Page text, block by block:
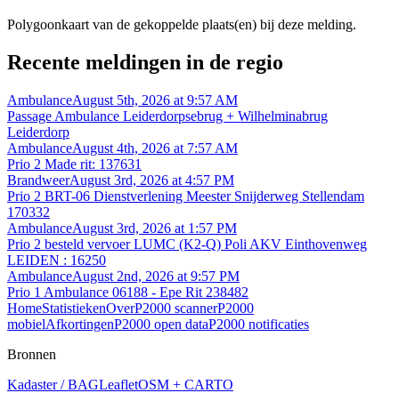
Polygoonkaart van de gekoppelde plaats(en) bij deze melding.
Recente meldingen in de regio
AmbulanceAugust 5th, 2026 at 9:57 AM
Passage Ambulance Leiderdorpsebrug + Wilhelminabrug
Leiderdorp
AmbulanceAugust 4th, 2026 at 7:57 AM
Prio 2 Made rit: 137631
BrandweerAugust 3rd, 2026 at 4:57 PM
Prio 2 BRT-06 Dienstverlening Meester Snijderweg Stellendam
170332
AmbulanceAugust 3rd, 2026 at 1:57 PM
Prio 2 besteld vervoer LUMC (K2-Q) Poli AKV Einthovenweg
LEIDEN : 16250
AmbulanceAugust 2nd, 2026 at 9:57 PM
Prio 1 Ambulance 06188 - Epe Rit 238482
HomeStatistiekenOverP2000 scannerP2000
mobielAfkortingenP2000 open dataP2000 notificaties
Bronnen
Kadaster / BAGLeafletOSM + CARTO